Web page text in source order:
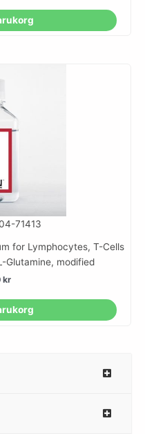
71413
for Lymphocytes, T-Cells
Glutamine, modified
kr